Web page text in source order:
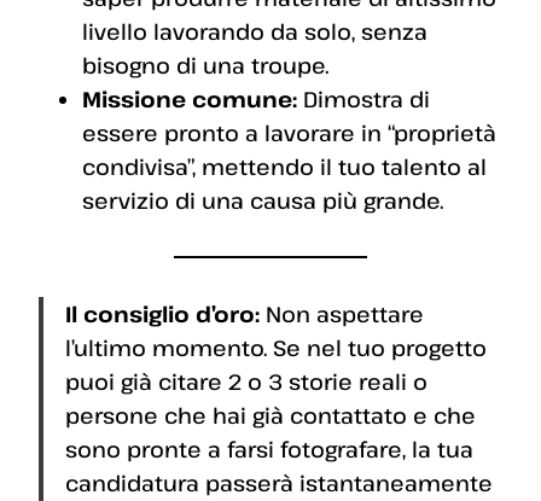
livello lavorando da solo, senza
bisogno di una troupe.
Missione comune: Dimostra di
essere pronto a lavorare in “proprietà
condivisa”, mettendo il tuo talento al
servizio di una causa più grande.
Il consiglio d’oro: Non aspettare
l’ultimo momento. Se nel tuo progetto
puoi già citare 2 o 3 storie reali o
persone che hai già contattato e che
sono pronte a farsi fotografare, la tua
candidatura passerà istantaneamente